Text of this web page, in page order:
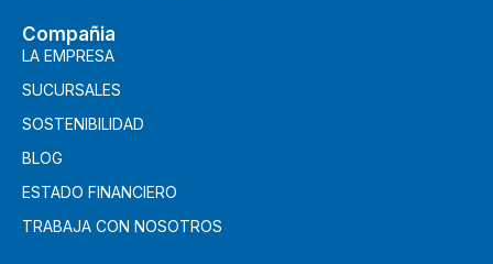
Compañia
LA EMPRESA
SUCURSALES
SOSTENIBILIDAD
BLOG
ESTADO FINANCIERO
TRABAJA CON NOSOTROS